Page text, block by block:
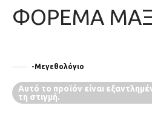
ΦΟΡΕΜΑ
-Μεγεθολόγιο
Αυτό το προϊόν είναι
τη στιγμή.